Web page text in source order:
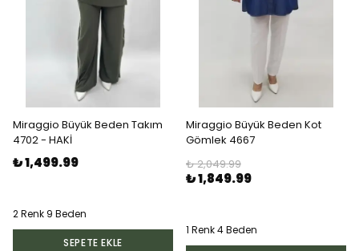
Miraggio Büyük Beden Takım
4702 - HAKİ
₺ 1,499.99
2 Renk 9 Beden
SEPETE EKLE
Miraggio Büyük Beden Kot
Gömlek 4667
₺ 2,049.99
₺ 1,849.99
1 Renk 4 Beden